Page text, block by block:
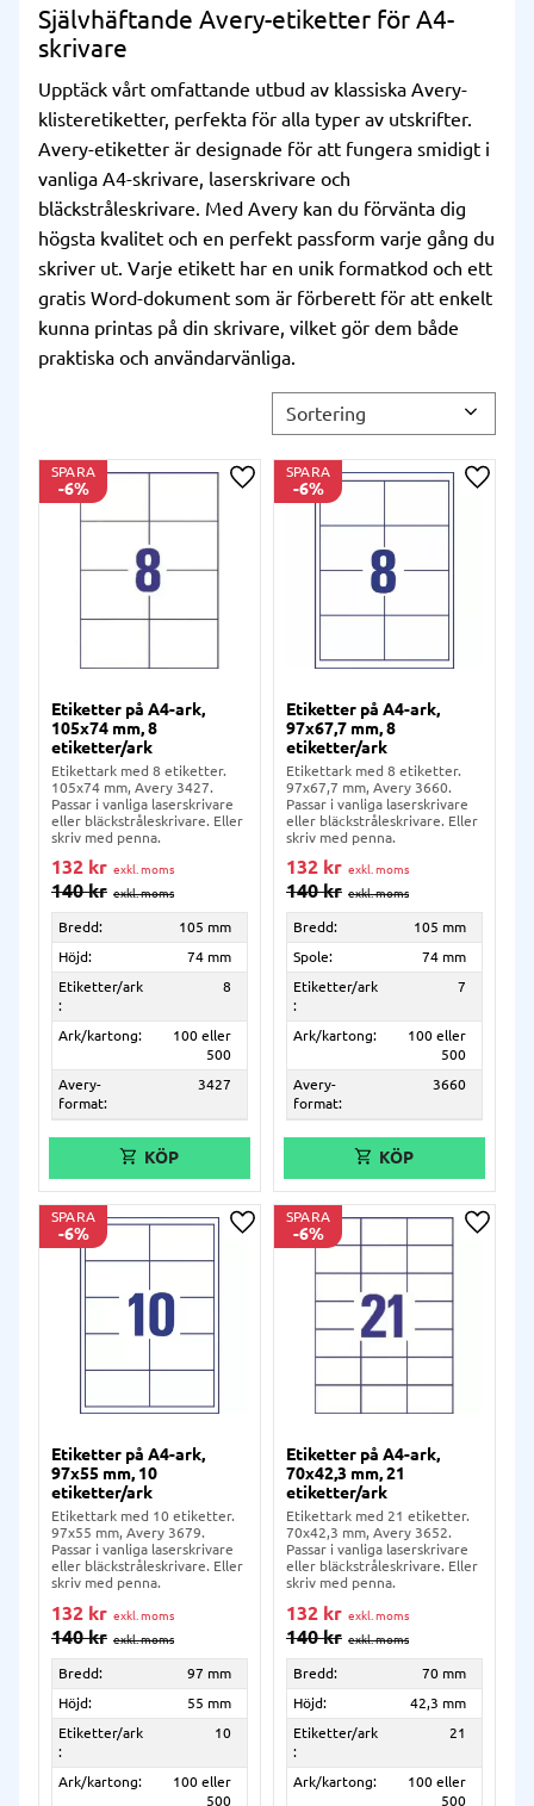
Självhäftande Avery-etiketter för A4-
skrivare
Upptäck vårt omfattande utbud av klassiska Avery-
klisteretiketter, perfekta för alla typer av utskrifter.
Avery-etiketter är designade för att fungera smidigt i
vanliga A4-skrivare, laserskrivare och
bläckstråleskrivare. Med Avery kan du förvänta dig
högsta kvalitet och en perfekt passform varje gång du
skriver ut. Varje etikett har en unik formatkod och ett
gratis Word-dokument som är förberett för att enkelt
kunna printas på din skrivare, vilket gör dem både
praktiska och användarvänliga.
Välj sortering
Etiketter på A4-ark,
105x74 mm, 8
etiketter/ark
Etikettark med 8 etiketter.
105x74 mm, Avery 3427.
Passar i vanliga laserskrivare
eller bläckstråleskrivare. Eller
skriv med penna.
132 kr
140kr
Bredd:
105 mm
Höjd:
74 mm
Etiketter/ark
:
8
Ark/kartong:
100 eller
500
Avery-
format:
3427
SPARA
6% Lägg till i önskelista
Etiketter på A4-ark,
97x67,7 mm, 8
etiketter/ark
Etikettark med 8 etiketter.
97x67,7 mm, Avery 3660.
Passar i vanliga laserskrivare
eller bläckstråleskrivare. Eller
skriv med penna.
132 kr
140kr
Bredd:
105 mm
Spole:
74 mm
Etiketter/ark
:
7
Ark/kartong:
100 eller
500
Avery-
format:
3660
SPARA
6% Lägg
Etiketter på A4-ark,
97x55 mm, 10
etiketter/ark
Etikettark med 10 etiketter.
97x55 mm, Avery 3679.
Passar i vanliga laserskrivare
eller bläckstråleskrivare. Eller
skriv med penna.
132 kr
140kr
Bredd:
97 mm
Höjd:
55 mm
Etiketter/ark
:
10
Ark/kartong:
100 eller
500
SPARA
6% Lägg till i önskelista
Etiketter på A4-ark,
70x42,3 mm, 21
etiketter/ark
Etikettark med 21 etiketter.
70x42,3 mm, Avery 3652.
Passar i vanliga laserskrivare
eller bläckstråleskrivare. Eller
skriv med penna.
132 kr
140kr
Bredd:
70 mm
Höjd:
42,3 mm
Etiketter/ark
:
21
Ark/kartong:
100 eller
500
SPARA
6% Lägg